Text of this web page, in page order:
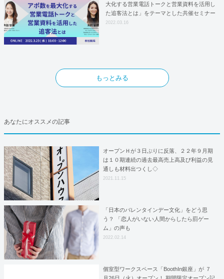
大化する営業電話トークと営業資料を活用し
た追客法とは」をテーマとした共催セミナー
を開催！
2022.03.16
もっとみる
あなたにオススメの記事
オープンＨが３日ぶりに反落、２２年９月期
は１０期連続の過去最高売上高及び利益の見
通しも材料出つくし◇
2021.11.15
「日本のバレンタインデー文化」をどう思
う？ 「恋人がいない人間からしたら罰ゲー
ム」の声も
2022.02.14
個室型ワークスペース「BoothIn銀座」が ７